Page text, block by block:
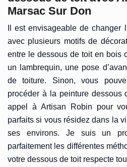
Marsac Sur Don
Il est envisageable de changer
avec plusieurs motifs de
entre le dessous de toit en bois
un lambrequin, une pose
de toiture. Sinon, vous
procéder à la peinture dessous
appel à Artisan Robin pour
parfaits si vous résidez dans la
ses environs. Je suis un
parfaitement les différentes
votre dessous de toit respecte